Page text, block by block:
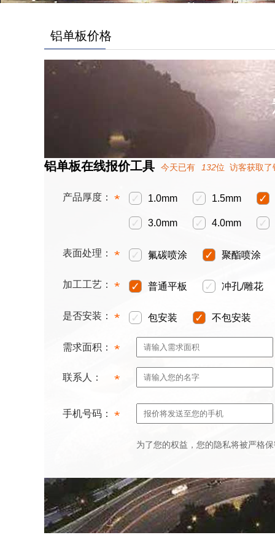
铝单板价格
铝单板在线报价工具 今天已有 132位 访客获取了
*
产品厚度： ✓ 1.0mm ✓ 1.5mm
✓
✓
3.0mm ✓ 4.0mm ✓
*
表面处理： ✓ 氟碳喷涂 ✓ 聚酯喷涂
*
加工工艺： ✓ 普通平板 ✓ 冲孔/雕花
*
是否安装： ✓ 包安装 ✓ 不包安装
*
需求面积：
*
联系人：
*
手机号码：
为了您的权益，您的隐私将被严格